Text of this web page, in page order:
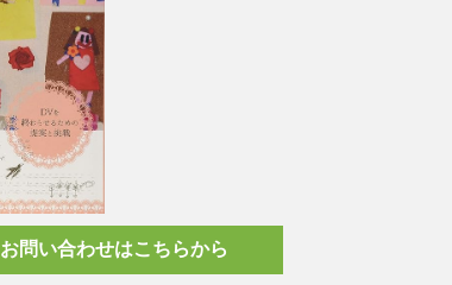
お問い合わせはこちらから